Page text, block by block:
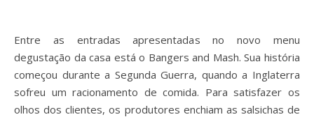
Entre as entradas apresentadas no novo menu
degustação da casa está o Bangers and Mash. Sua história
começou durante a Segunda Guerra, quando a Inglaterra
sofreu um racionamento de comida. Para satisfazer os
olhos dos clientes, os produtores enchiam as salsichas de